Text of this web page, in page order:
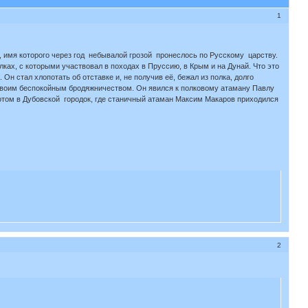
1
которого через год небывалой грозой пронеслось по Русскому царству.
с которыми участвовал в походах в Пруссию, в Крым и на Дунай. Что это
стал хлопотать об отставке и, не получив её, бежал из полка, долго
беспокойным бродяжничеством. Он явился к полковому атаману Павлу
в Дубовской городок, где станичный атаман Максим Макаров приходился
2